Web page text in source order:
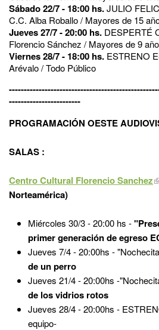
Sábado 22/7 - 18:00 hs.JULIO
C.C. Alba Roballo / Mayores de 15
Jueves 27/7 - 20:00 hs. DESPERTÉ
Florencio Sánchez / Mayores de 9
Viernes 28/7 - 18:00 hs. ESTRENO
Arévalo / Todo Público
------------------------
PROGRAMACIÓN OESTE
SALAS :
Centro Cultural Florencio Sanchez
Norteamérica)
Miércoles 30/3 - 20:00 hs -
primer generación de egreso
Jueves 7/4 - 20:00hs -
de un perro
Jueves 21/4 - 20:00hs -
de los vidrios rotos
Jueves 28/4 - 20:00hs -
equipo-